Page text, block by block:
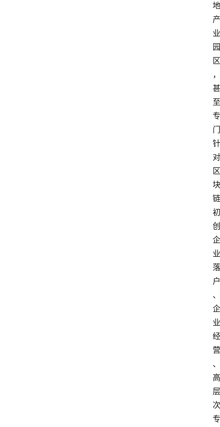
地
产
业
园
区
，
甚
至
专
门
针
对
区
块
链
初
创
企
业
落
户
、
企
业
经
营
、
高
层
次
专